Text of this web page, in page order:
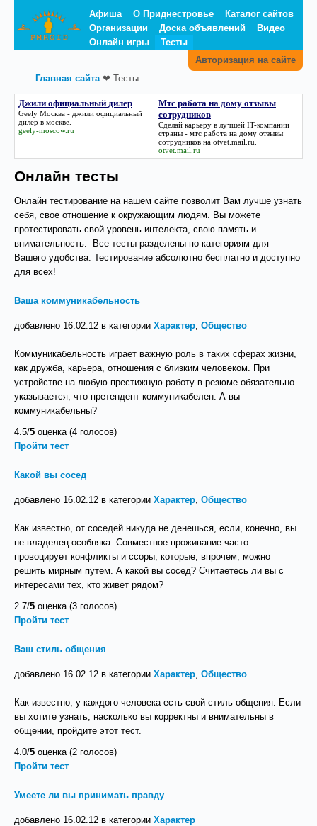
Афиша О Приднестровье
Каталог сайтов
Организации
Доска объявлений
Видео
Онлайн игры
Тесты
Авторизация на сайте
Главная сайта❤ Тесты
Джили официальный дилер
Geely Москва - джили официальный
дилер в москве.
geely-moscow.ru
Мтс работа на дому отзывы
сотрудников
Сделай карьеру в лучшей IT-компании
страны - мтс работа на дому отзывы
сотрудников на otvet.mail.ru.
otvet.mail.ru
Онлайн тесты
Онлайн тестирование на нашем сайте позволит Вам лучше узнать
себя, свое отношение к окружающим людям. Вы можете
протестировать свой уровень интелекта, свою память и
внимательность. Все тесты разделены по категориям для
Вашего удобства. Тестирование абсолютно бесплатно и доступно
для всех!
Ваша коммуникабельность
добавлено 16.02.12 в категории Характер, Общество
Коммуникабельность играет важную роль в таких сферах жизни,
как дружба, карьера, отношения с близким человеком. При
устройстве на любую престижную работу в резюме обязательно
указывается, что претендент коммуникабелен. А вы
коммуникабельны?
4.5/5 оценка (4 голосов)
Пройти тест
Какой вы сосед
добавлено 16.02.12 в категории Характер, Общество
Как известно, от соседей никуда не денешься, если, конечно, вы
не владелец особняка. Совместное проживание часто
провоцирует конфликты и ссоры, которые, впрочем, можно
решить мирным путем. А какой вы сосед? Считаетесь ли вы с
интересами тех, кто живет рядом?
2.7/5 оценка (3 голосов)
Пройти тест
Ваш стиль общения
добавлено 16.02.12 в категории Характер, Общество
Как известно, у каждого человека есть свой стиль общения. Если
вы хотите узнать, насколько вы корректны и внимательны в
общении, пройдите этот тест.
4.0/5 оценка (2 голосов)
Пройти тест
Умеете ли вы принимать правду
добавлено 16.02.12 в категории Характер